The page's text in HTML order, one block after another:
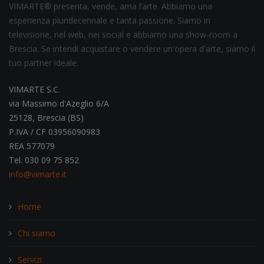
VIMARTE® presenta, vende, ama l’arte. Abbiamo una
esperienza pluridecennale e tanta passione. Siamo in
televisione, nel web, nei social e abbiamo una show-room a
Brescia. Se intendi acquistare o vendere un'opera d'arte, siamo il
tuo partner ideale.
VIMARTE S.C.
via Massimo d'Azeglio 6/A
25128, Brescia (BS)
P.IVA / CF 03956090983
REA 577079
Tel. 030 09 75 852
info@vimarte.it
Home
Chi siamo
Servizi